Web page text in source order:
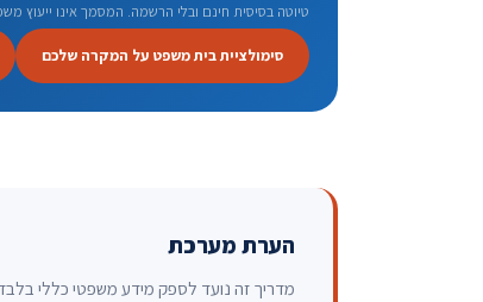
טיוטה בסיסית חינם ובלי הרשמה. המסמך אינו ייעוץ
סימולציית בית משפט על המקרה שלכם
הערת מערכת
מדריך זה נועד לספק מידע משפטי כללי